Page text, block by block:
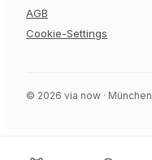
AGB
Cookie-Settings
© 2026 via now · München